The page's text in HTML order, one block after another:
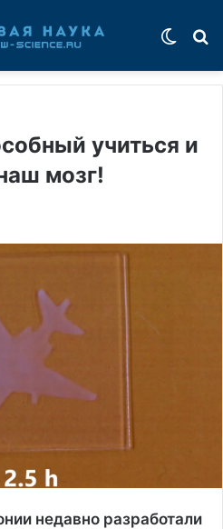
учиться и
мозг!
недавно разработали